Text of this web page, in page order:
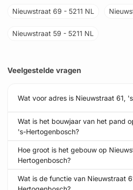
Nieuwstraat 69 - 5211 NL
Nieuwstraat 59 - 5211 NL
Veelgestelde vragen
Wat voor adres is Nieuwstraat 61,
Wat is het bouwjaar van het pand
's-Hertogenbosch?
Hoe groot is het gebouw op
Hertogenbosch?
Wat is de functie van Nieuwstraat